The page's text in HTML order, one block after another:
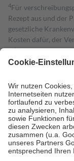
4Für
Rezept aus und der
gesetzliche
Kosten dafür, der
mit.
Grundsätzlich
höchstens zehn Euro.
Kosten der Leistung
Diese Regeln
Bei Heilmitteln und
Zuzahlung zehn
Verordnung.
Um das
stärken und die